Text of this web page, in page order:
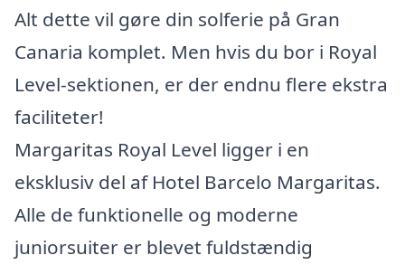
Alt dette vil gøre din solferie på Gran
Canaria komplet. Men hvis du bor i Royal
Level-sektionen, er der endnu flere ekstra
faciliteter!
Margaritas Royal Level ligger i en
eksklusiv del af Hotel Barcelo Margaritas.
Alle de funktionelle og moderne
juniorsuiter er blevet fuldstændig